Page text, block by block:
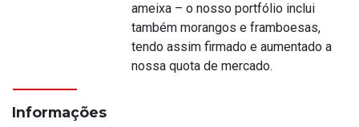
ameixa – o nosso portfólio inclui
também morangos e framboesas,
tendo assim firmado e aumentado a
nossa quota de mercado.
Informações